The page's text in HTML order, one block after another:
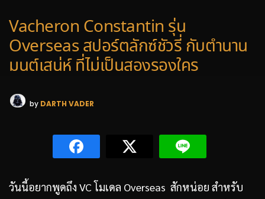
Vacheron Constantin รุ่น
Overseas สปอร์ตลักซ์ชัวรี่ กับตำนาน
มนต์เสน่ห์ ที่ไม่เป็นสองรองใคร
by DARTH VADER
วันนี้อยากพูดถึง VC โมเดล Overseas สักหน่อย สำหรับ